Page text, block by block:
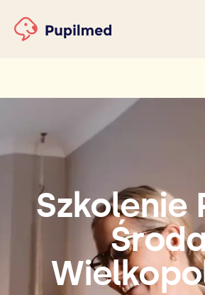
Szkolenie